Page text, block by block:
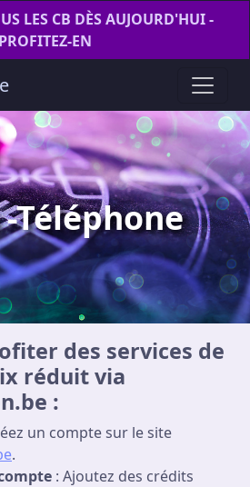
LES CB DÈS AUJOURD'HUI -
PROFITEZ-EN
Téléphone
des services de
réduit via
:
un compte sur le site
.
: Ajoutez des crédits